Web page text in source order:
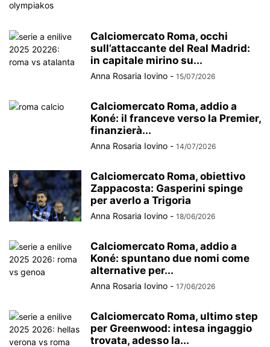
Calciomercato Roma, occhi
sull’attaccante del Real Madrid:
in capitale mirino su...
Anna Rosaria Iovino - 15/07/2026
Calciomercato Roma, addio a
Koné: il franceve verso la Premier,
finanzierà...
Anna Rosaria Iovino - 14/07/2026
Calciomercato Roma, obiettivo
Zappacosta: Gasperini spinge
per averlo a Trigoria
Anna Rosaria Iovino - 18/06/2026
Calciomercato Roma, addio a
Koné: spuntano due nomi come
alternative per...
Anna Rosaria Iovino - 17/06/2026
Calciomercato Roma, ultimo step
per Greenwood: intesa ingaggio
trovata, adesso la...